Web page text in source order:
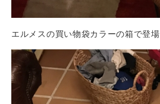
エルメスの買い物袋カラーの箱で登場